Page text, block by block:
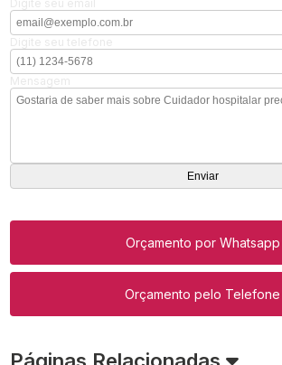
Orçamento por Whatsapp
Orçamento pelo Telefone